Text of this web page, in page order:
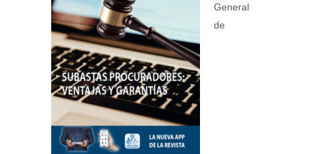
General
de